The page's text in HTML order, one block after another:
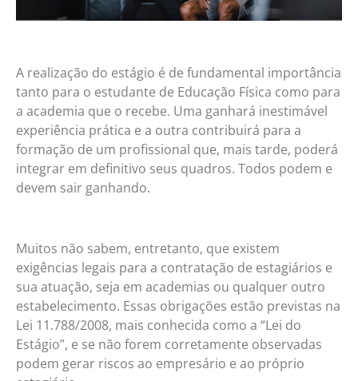
A realização do estágio é de fundamental importância
tanto para o estudante de Educação Física como para
a academia que o recebe. Uma ganhará inestimável
experiência prática e a outra contribuirá para a
formação de um profissional que, mais tarde, poderá
integrar em definitivo seus quadros. Todos podem e
devem sair ganhando.
Muitos não sabem, entretanto, que existem
exigências legais para a contratação de estagiários e
sua atuação, seja em academias ou qualquer outro
estabelecimento. Essas obrigações estão previstas na
Lei 11.788/2008, mais conhecida como a “Lei do
Estágio”, e se não forem corretamente observadas
podem gerar riscos ao empresário e ao próprio